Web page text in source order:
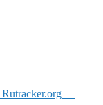
Rutracker.org —